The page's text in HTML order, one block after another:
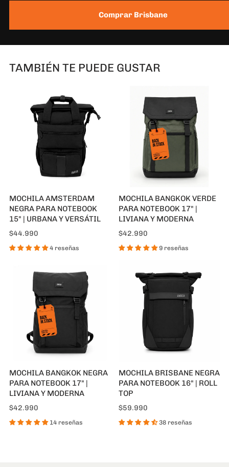
Comprar Brisbane
TAMBIÉN TE PUEDE GUSTAR
MOCHILA AMSTERDAM
NEGRA PARA NOTEBOOK
15" | URBANA Y VERSÁTIL
$44.990
4 reseñas
MOCHILA BANGKOK VERDE
PARA NOTEBOOK 17" |
LIVIANA Y MODERNA
$42.990
9 reseñas
MOCHILA BANGKOK NEGRA
PARA NOTEBOOK 17" |
LIVIANA Y MODERNA
$42.990
14 reseñas
MOCHILA BRISBANE NEGRA
PARA NOTEBOOK 16" | ROLL
TOP
$59.990
38 reseñas